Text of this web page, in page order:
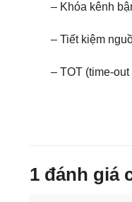
– Khóa kênh
– Tiết kiệm
– TOT (time-out
1 đánh giá